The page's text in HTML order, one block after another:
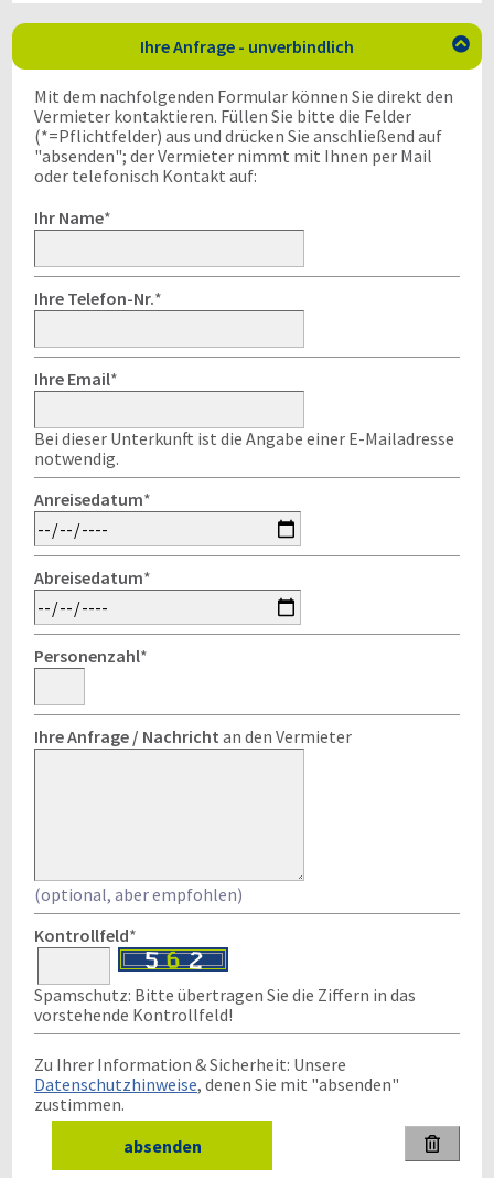
Ihre Anfrage - unverbindlich 
Mit dem nachfolgenden Formular können Sie direkt den
Vermieter kontaktieren. Füllen Sie bitte die Felder
(*=Pflichtfelder) aus und drücken Sie anschließend auf
"absenden"; der Vermieter nimmt mit Ihnen per Mail
oder telefonisch Kontakt auf:
Ihr Name*
Ihre Telefon-Nr.*
Ihre Email*
Bei dieser Unterkunft ist die Angabe einer E-Mailadresse
notwendig.
Anreisedatum*
Abreisedatum*
Personenzahl*
Ihre Anfrage / Nachricht an den Vermieter
(optional, aber empfohlen)
Kontrollfeld*
Spamschutz: Bitte übertragen Sie die Ziffern in das
vorstehende Kontrollfeld!
Zu Ihrer Information & Sicherheit: Unsere
Datenschutzhinweise, denen Sie mit "absenden"
zustimmen.
